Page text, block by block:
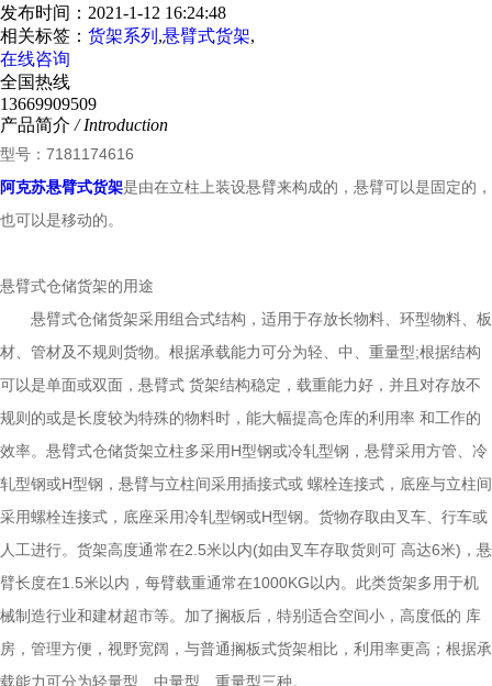
发布时间：2021-1-12 16:24:48
相关标签： 货架系列 ,悬臂式货架,
在线咨询
全国热线
13669909509
产品简介 / Introduction
型号：7181174616
阿克苏悬臂式货架是由在立柱上装设悬臂来构成的，悬臂可以是固定的，
也可以是移动的。
悬臂式仓储货架的用途
悬臂式仓储货架采用组合式结构，适用于存放长物料、环型物料、板
材、管材及不规则货物。根据承载能力可分为轻、中、重量型;根据结构
可以是单面或双面，悬臂式 货架结构稳定，载重能力好，并且对存放不
规则的或是长度较为特殊的物料时，能大幅提高仓库的利用率 和工作的
效率。悬臂式仓储货架立柱多采用H型钢或冷轧型钢，悬臂采用方管、冷
轧型钢或H型钢，悬臂与立柱间采用插接式或 螺栓连接式，底座与立柱间
采用螺栓连接式，底座采用冷轧型钢或H型钢。货物存取由叉车、行车或
人工进行。货架高度通常在2.5米以内(如由叉车存取货则可 高达6米)，悬
臂长度在1.5米以内，每臂载重通常在1000KG以内。此类货架多用于机
械制造行业和建材超市等。加了搁板后，特别适合空间小，高度低的 库
房，管理方便，视野宽阔，与普通搁板式货架相比，利用率更高；根据承
载能力可分为轻量型、中量型、重量型三种。